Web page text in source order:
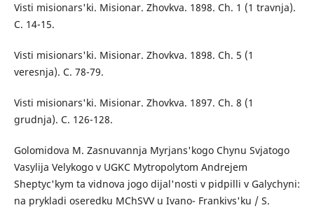
Visti misionars'ki. Misionar. Zhovkva. 1898. Ch. 1 (1 travnja).
C. 14-15.
Visti misionars'ki. Misionar. Zhovkva. 1898. Ch. 5 (1
veresnja). C. 78-79.
Visti misionars'ki. Misionar. Zhovkva. 1897. Ch. 8 (1
grudnja). C. 126-128.
Golomidova M. Zasnuvannja Myrjans'kogo Chynu Svjatogo
Vasylija Velykogo v UGKC Mytropolytom Andrejem
Sheptyc'kym ta vidnova jogo dijal'nosti v pidpilli v Galychyni:
na prykladi oseredku MChSVV u Ivano- Frankivs'ku / S.